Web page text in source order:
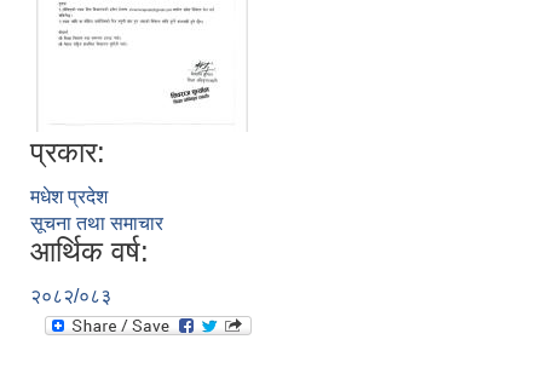
प्रकार:
मधेश प्रदेश
सूचना तथा समाचार
आर्थिक वर्ष:
२०८२/०८३